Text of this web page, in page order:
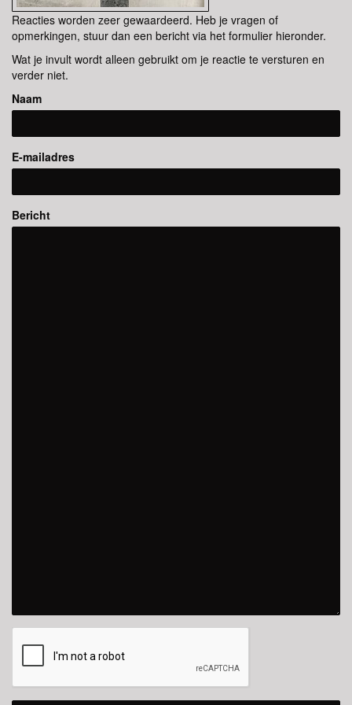
Reacties worden zeer gewaardeerd. Heb je vragen of
opmerkingen, stuur dan een bericht via het formulier hieronder.
Wat je invult wordt alleen gebruikt om je reactie te versturen en
verder niet.
Naam
E-mailadres
Bericht